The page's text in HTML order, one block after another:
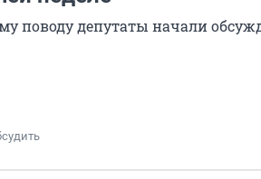
поводу депутаты начали